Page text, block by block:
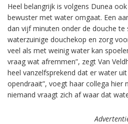
Heel belangrijk is volgens Dunea
bewuster met water omgaat. Een
dan vijf minuten onder de douche te
waterzuinige douchekop en zorg
veel als met weinig water kan
vraag wat afremmen”, zegt Van
heel vanzelfsprekend dat er water
opendraait”, voegt haar collega hier
niemand vraagt zich af waar dat